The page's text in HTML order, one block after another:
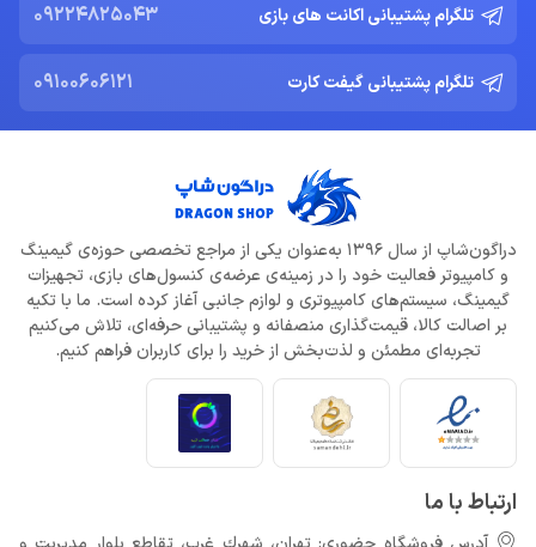
تلگرام پشتیبانی اکانت های بازی 09224825043
تلگرام پشتیبانی گیفت کارت 09100606121
دراگون‌شاپ از سال 1396 به‌عنوان یکی از مراجع تخصصی حوزه‌ی گیمینگ
و کامپیوتر فعالیت خود را در زمینه‌ی عرضه‌ی کنسول‌های بازی، تجهیزات
گیمینگ، سیستم‌های کامپیوتری و لوازم جانبی آغاز کرده است. ما با تکیه
بر اصالت کالا، قیمت‌گذاری منصفانه و پشتیبانی حرفه‌ای، تلاش می‌کنیم
تجربه‌ای مطمئن و لذت‌بخش از خرید را برای کاربران فراهم کنیم.
ارتباط با ما